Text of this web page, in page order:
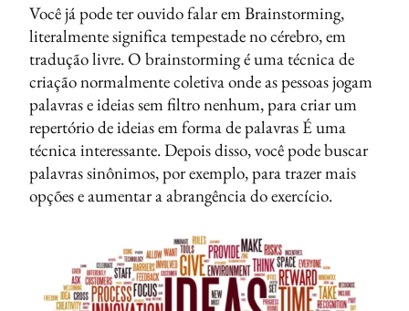
Você já pode ter ouvido falar em Brainstorming,
literalmente significa tempestade no cérebro, em
tradução livre. O brainstorming é uma técnica de
criação normalmente coletiva onde as pessoas jogam
palavras e ideias sem filtro nenhum, para criar um
repertório de ideias em forma de palavras É uma
técnica interessante. Depois disso, você pode buscar
palavras sinônimos, por exemplo, para trazer mais
opções e aumentar a abrangência do exercício.